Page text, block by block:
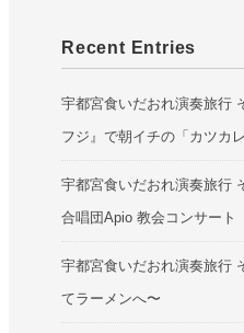
Recent Entries
宇都宮食いだおれ演奏旅行
フジ』で朝イチの「カツカ
宇都宮食いだおれ演奏旅行
合唱団Apio 教会コンサート
宇都宮食いだおれ演奏旅行
てラーメンへ〜